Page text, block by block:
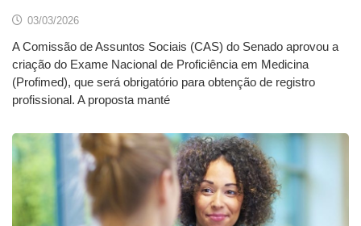
03/03/2026
A Comissão de Assuntos Sociais (CAS) do Senado aprovou a
criação do Exame Nacional de Proficiência em Medicina
(Profimed), que será obrigatório para obtenção de registro
profissional. A proposta manté